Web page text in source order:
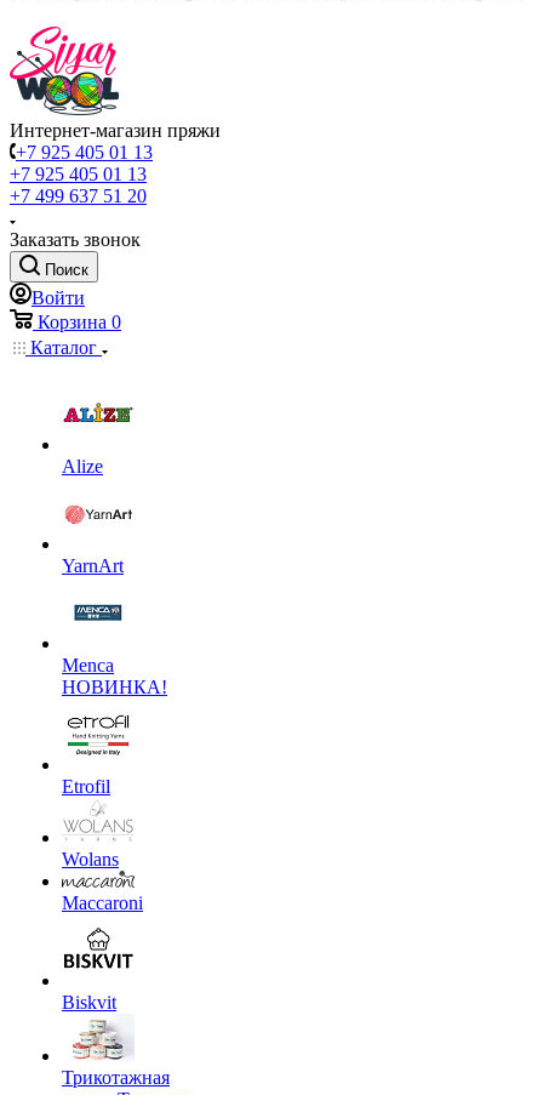
Интернет-магазин пряжи
+7 925 405 01 13
+7 925 405 01 13
+7 499 637 51 20
Заказать звонок
Поиск
Войти
Корзина 0
Каталог
Alize
YarnArt
Menca
НОВИНКА!
Etrofil
Wolans
Maccaroni
Biskvit
Трикотажная